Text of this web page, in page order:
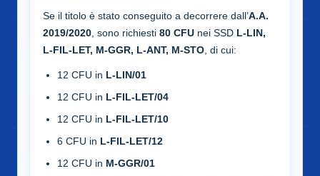
Se il titolo è stato conseguito a decorrere dall’A.A.
2019/2020 , sono richiesti 80 CFU nei SSD L-LIN,
L-FIL-LET, M-GGR, L-ANT, M-STO , di cui:
12 CFU in L-LIN/01
12 CFU in L-FIL-LET/04
12 CFU in L-FIL-LET/10
6 CFU in L-FIL-LET/12
12 CFU in M-GGR/01